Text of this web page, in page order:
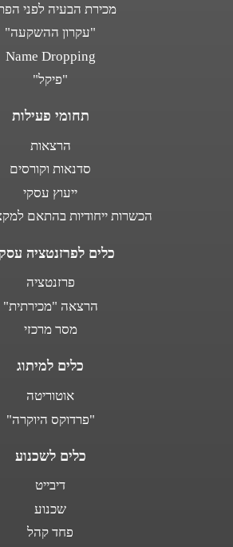
מכירת הבעיה לפני
"עקרון ההשקעה"
Name Dropping
"פיקל"
תחומי פעילות
הרצאות
סדנאות וקורסים
ייעוץ עסקי
הכשרות ייחודיות בהתאם
כלים לפרזנטציה
פרזנטציה
הרצאה "מכירתית"
מסר מרכזי
כלים למיתוג
אוטוריטה
"פרדוקס היוקרה"
כלים לשכנוע
דיבייט
שכנוע
פחד קהל